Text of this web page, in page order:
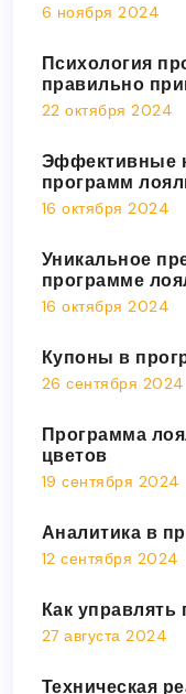
6 ноября 2024
Психология
правильно
22 октября 2024
Эффективные
программ
16 октября 2024
Уникальное
программе
16 октября 2024
Купоны в
26 сентября 2024
Программа
цветов
19 сентября 2024
Аналитика в
12 сентября 2024
Как
27 августа 2024
Техническая